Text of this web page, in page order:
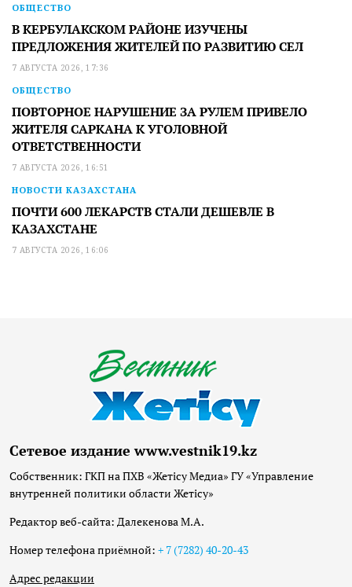
ОБЩЕСТВО
В КЕРБУЛАКСКОМ РАЙОНЕ ИЗУЧЕНЫ
ПРЕДЛОЖЕНИЯ ЖИТЕЛЕЙ ПО РАЗВИТИЮ СЕЛ
7 АВГУСТА 2026, 17:36
ОБЩЕСТВО
ПОВТОРНОЕ НАРУШЕНИЕ ЗА РУЛЕМ ПРИВЕЛО
ЖИТЕЛЯ САРКАНА К УГОЛОВНОЙ
ОТВЕТСТВЕННОСТИ
7 АВГУСТА 2026, 16:51
НОВОСТИ КАЗАХСТАНА
ПОЧТИ 600 ЛЕКАРСТВ СТАЛИ ДЕШЕВЛЕ В
КАЗАХСТАНЕ
7 АВГУСТА 2026, 16:06
Сетевое издание www.vestnik19.kz
Собственник: ГКП на ПХВ «Жетісу Медиа» ГУ «Управление
внутренней политики области Жетісу»
Редактор веб-сайта: Далекенова М.А.
Номер телефона приёмной: + 7 (7282) 40-20-43
Адрес редакции